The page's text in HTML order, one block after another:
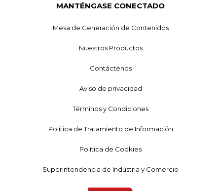
MANTÉNGASE CONECTADO
Mesa de Generación de Contenidos
Nuestros Productos
Contáctenos
Aviso de privacidad
Términos y Condiciones
Política de Tratamiento de Información
Política de Cookies
Superintendencia de Industria y Comercio